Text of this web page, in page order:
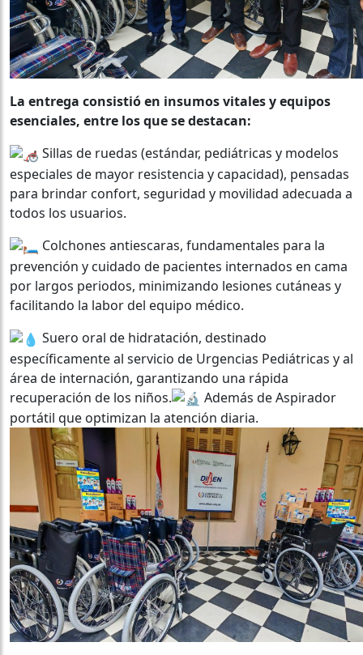
La entrega consistió en insumos vitales y equipos
esenciales, entre los que se destacan:
Sillas de ruedas (estándar, pediátricas y modelos
especiales de mayor resistencia y capacidad), pensadas
para brindar confort, seguridad y movilidad adecuada a
todos los usuarios.
Colchones antiescaras, fundamentales para la
prevención y cuidado de pacientes internados en cama
por largos periodos, minimizando lesiones cutáneas y
facilitando la labor del equipo médico.
Suero oral de hidratación, destinado
específicamente al servicio de Urgencias Pediátricas y al
área de internación, garantizando una rápida
recuperación de los niños.
Además de Aspirador
portátil que optimizan la atención diaria.